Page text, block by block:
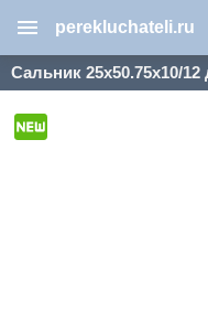
perekluchateli.ru
Сальник 25x50.75x10/12